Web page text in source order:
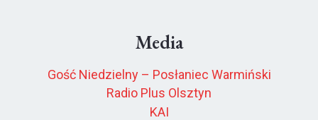
Media
Gość Niedzielny – Posłaniec Warmiński
Radio Plus Olsztyn
KAI